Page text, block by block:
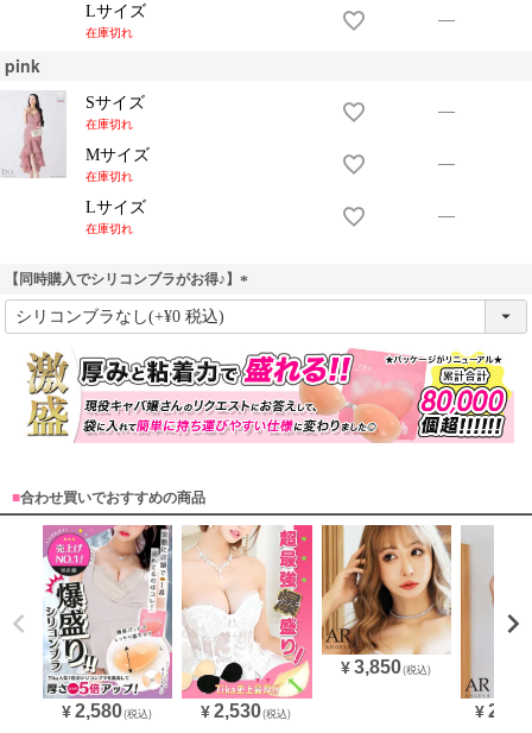
Lサイズ
在庫切れ
—
pink
Sサイズ
在庫切れ
—
Mサイズ
在庫切れ
—
Lサイズ
在庫切れ
—
【同時購入でシリコンブラがお得♪】
(
)
■合わせ買いでおすすめの商品
¥ 2,580(税込) ¥ 2,530(税込)
¥3,850(税込)
¥